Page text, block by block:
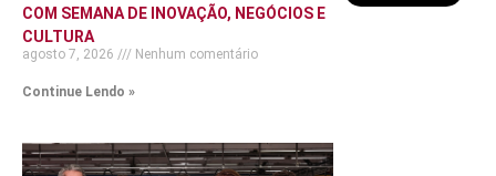
COM SEMANA DE INOVAÇÃO, NEGÓCIOS E
CULTURA
agosto 7, 2026 Nenhum comentário
Continue Lendo »